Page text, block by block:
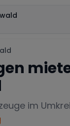
im